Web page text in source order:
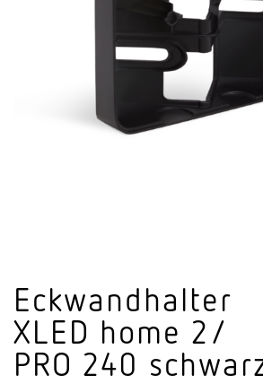
Eckwand­halter
XLED home 2/
PRO 240